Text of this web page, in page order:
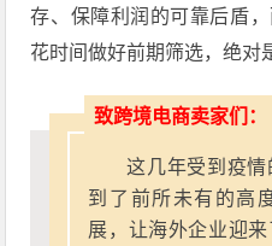
存、保障利润的可靠后盾
花时间做好前期筛选，绝对
致跨境电商卖家们：
这几年受到疫
到了前所未有的高
展，让海外企业迎